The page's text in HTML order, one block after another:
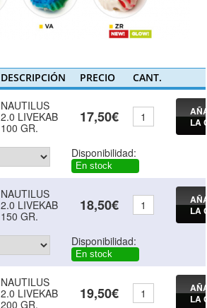
DESCRIPCIÓN PRECIO CANT.
NAUTILUS
2.0 LIVEKAB
100 GR.
17,50€
LA
Disponibilidad:
En stock
NAUTILUS
2.0 LIVEKAB
150 GR.
18,50€
LA
Disponibilidad:
En stock
NAUTILUS
2.0 LIVEKAB
200 GR.
19,50€
LA